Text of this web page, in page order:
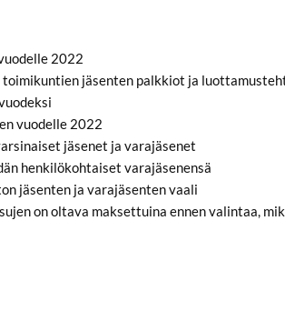
2022
jäsenten palkkiot ja
vuodelle 2022
jäsenet ja varajäsenet
henkilökohtaiset varajäsenensä
jäsenten ja varajäsenten vaali
on oltava maksettuina ennen valintaa,